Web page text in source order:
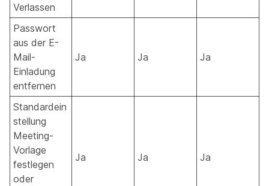
Verlassen
Passwort
aus der E-
Mail-
Einladung
entfernen
Ja Ja Ja
Standardein
stellung
Meeting-
Vorlage
festlegen
oder
Ja Ja Ja